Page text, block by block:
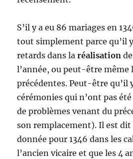
S’il y a eu 86 mariages en
tout simplement parce qu’il
retards dans laréalisation
l’année, ou peut-être même
précédentes. Peut-être qu’il
cérémonies qui n’ont pas été
de problèmes venant du
son remplacement). Il est dit
donnée pour 1346 dans les
l’ancien vicaire et que les 4